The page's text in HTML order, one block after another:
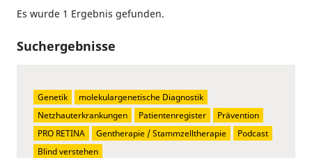
Es wurde 1 Ergebnis gefunden.
Suchergebnisse
Genetik
molekulargenetische Diagnostik
Netzhauterkrankungen
Patientenregister
Prävention
PRO RETINA
Gentherapie / Stammzelltherapie
Podcast
Blind verstehen